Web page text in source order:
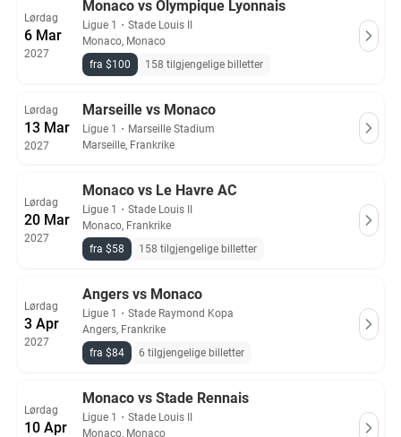
Lørdag
6 Mar
2027
Monaco vs Olympique Lyonnais
Ligue 1 ・ Stade Louis II
Monaco, Monaco
fra $100
158 tilgjengelige billetter
Lørdag
13 Mar
2027
Marseille vs Monaco
Ligue 1 ・ Marseille Stadium
Marseille, Frankrike
Lørdag
20 Mar
2027
Monaco vs Le Havre AC
Ligue 1 ・ Stade Louis II
Monaco, Frankrike
fra $58
158 tilgjengelige billetter
Lørdag
3 Apr
2027
Angers vs Monaco
Ligue 1 ・ Stade Raymond Kopa
Angers, Frankrike
fra $84
6 tilgjengelige billetter
Lørdag
10 Apr
Monaco vs Stade Rennais
Ligue 1 ・ Stade Louis II
Monaco, Monaco